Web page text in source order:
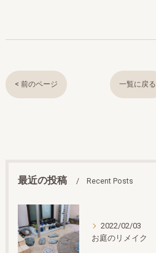
< 前のページ 一覧に戻る
最近の投稿 Recent Posts
2022/02/03
お庭のリメイク